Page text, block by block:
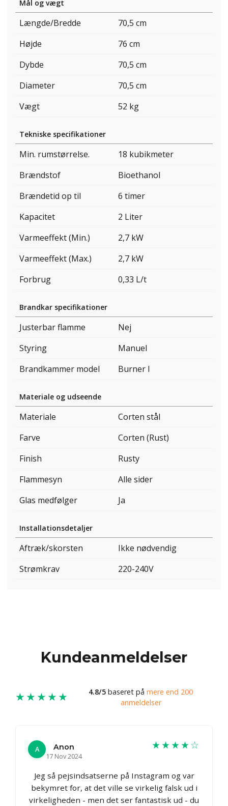
Mål og vægt
Længde/Bredde
70,5 cm
Højde
76 cm
Dybde
70,5 cm
Diameter
70,5 cm
Vægt
52 kg
Tekniske specifikationer
Min. rumstørrelse.
18 kubikmeter
Brændstof
Bioethanol
Brændetid op til
6 timer
Kapacitet
2 Liter
Varmeeffekt (Min.)
2,7 kW
Varmeeffekt (Max.)
2,7 kW
Forbrug
0,33 L/t
Brandkar specifikationer
Justerbar flamme
Nej
Styring
Manuel
Brandkammer model
Burner I
Materiale og udseende
Materiale
Corten stål
Farve
Corten (Rust)
Finish
Rusty
Flammesyn
Alle sider
Glas medfølger
Ja
Installationsdetaljer
Aftræk/skorsten
Ikke nødvendig
Strømkrav
220-240V
Kundeanmeldelser
★★★★★ 4.8/5 baseret på mere end 200
anmeldelser
A
Anon
17 Nov 2024
★★★★☆
Jeg så pejsindsatserne på Instagram og var
bekymret for, at det ville se virkelig falsk ud i
virkeligheden - men det ser fantastisk ud - du